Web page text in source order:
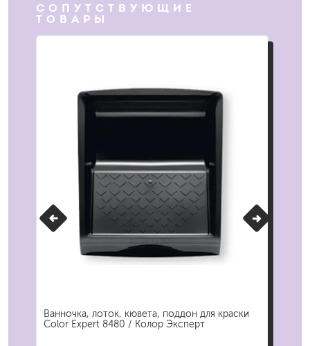
СОПУТСТВУЮЩИЕ
ТОВАРЫ
Ванночка, лоток, кювета, поддон для краски
Color Expert 8480 / Колор Эксперт